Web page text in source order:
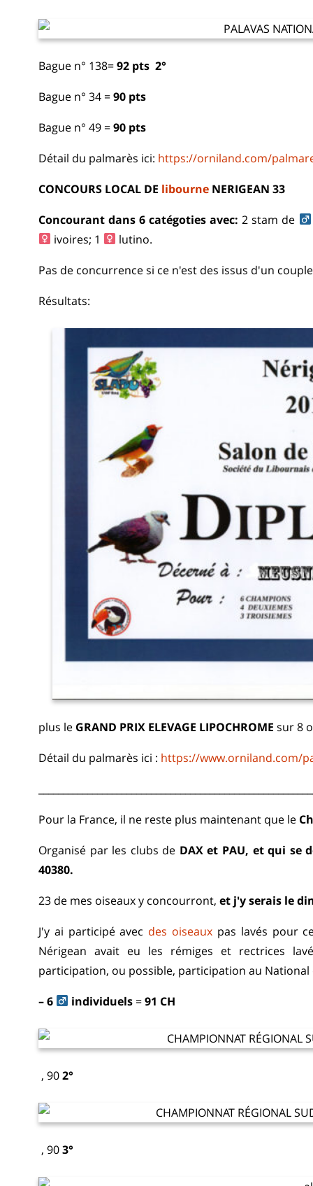
Bague n° 138=92 pts 2°
Bague n° 34 =90 pts
Bague n° 49 =90 pts
Détail du palmarès ici: https://orniland.com/
CONCOURS LOCAL DE libourne NERIGEAN 33
Concourant dans 6 catégoties avec: 2 stam de
ivoires; 1
lutino.
Pas de concurrence si ce n'est des issus d'un
Résultats:
plus le GRAND PRIX ELEVAGE LIPOCHROME sur 8
Détail du palmarès ici : https://www.orniland.com/
Pour la France, il ne reste plus maintenant que le
Organisé par les clubs de DAX et PAU, et qui se
40380.
23 de mes oiseaux y concourront, et j'y serais le
J'y ai participé avec des oiseaux pas lavés pour
Nérigean avait eu les rémiges et rectrices
participation, ou possible, participation au National
– 6
individuels =91 CH
, 902°
, 903°